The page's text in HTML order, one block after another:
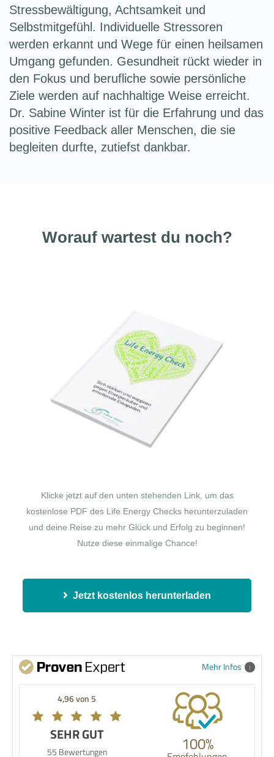
Stressbewältigung, Achtsamkeit und
Selbstmitgefühl. Individuelle Stressoren
werden erkannt und Wege für einen heilsamen
Umgang gefunden. Gesundheit rückt wieder in
den Fokus und berufliche sowie persönliche
Ziele werden auf nachhaltige Weise erreicht.
Dr. Sabine Winter ist für die Erfahrung und das
positive Feedback aller Menschen, die sie
begleiten durfte, zutiefst dankbar.
Worauf wartest du noch?
Klicke jetzt auf den unten stehenden Link, um das
kostenlose PDF des Life Energy Checks herunterzuladen
und deine Reise zu mehr Glück und Erfolg zu beginnen!
Nutze diese einmalige Chance!
Jetzt kostenlos herunterladen
Mehr Infos
4,96 von 5
SEHR GUT
55 Bewertungen 100%